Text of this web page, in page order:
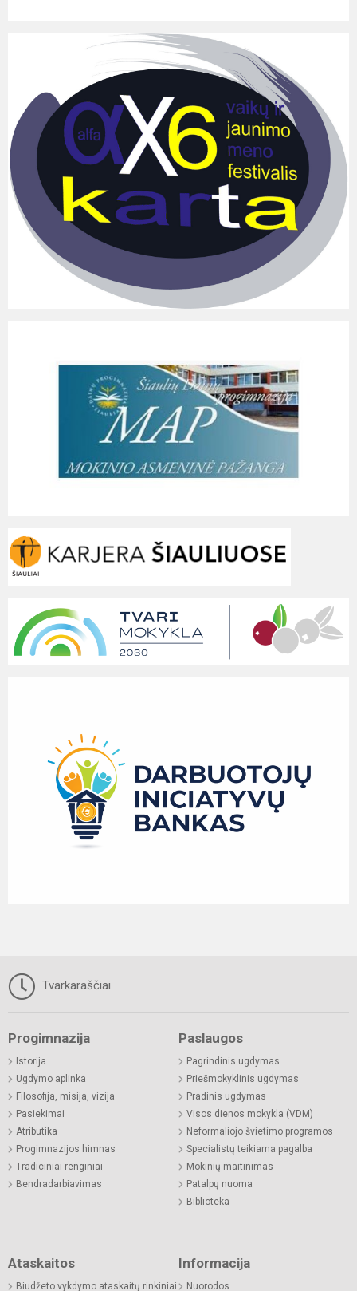
Tvarkaraščiai
Progimnazija
Istorija
Ugdymo aplinka
Filosofija, misija, vizija
Pasiekimai
Atributika
Progimnazijos himnas
Tradiciniai renginiai
Bendradarbiavimas
Paslaugos
Pagrindinis ugdymas
Priešmokyklinis ugdymas
Pradinis ugdymas
Visos dienos mokykla (VDM)
Neformaliojo švietimo programos
Specialistų teikiama pagalba
Mokinių maitinimas
Patalpų nuoma
Biblioteka
Ataskaitos
Biudžeto vykdymo ataskaitų rinkiniai
Informacija
Nuorodos